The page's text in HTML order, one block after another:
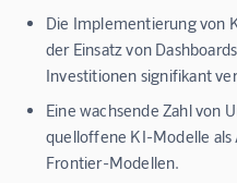
Die Implementierung von
der Einsatz von
Investitionen signifikant
Eine wachsende Zahl von
quelloffene KI-Modelle
Frontier-Modellen.